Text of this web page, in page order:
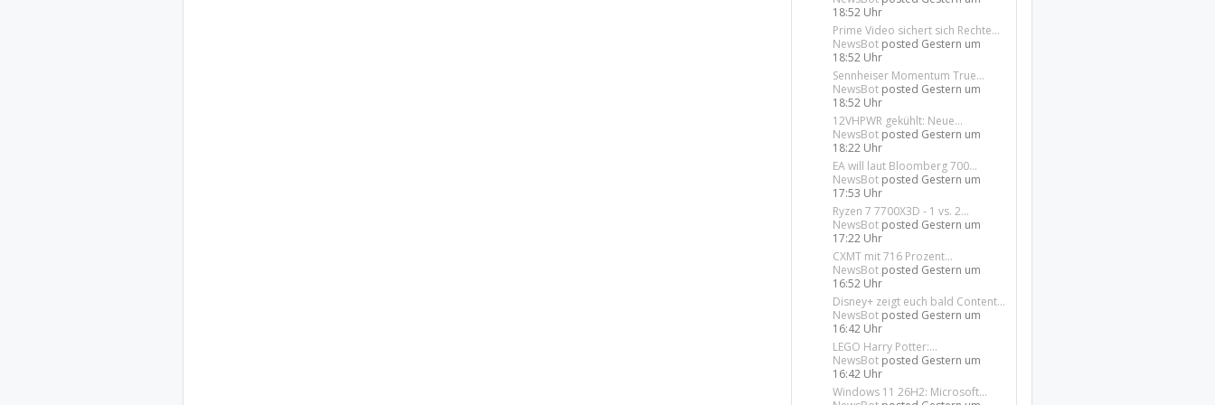
18:52 Uhr
Prime Video sichert sich Rechte...
NewsBot posted Gestern um
18:52 Uhr
Sennheiser Momentum True...
NewsBot posted Gestern um
18:52 Uhr
12VHPWR gekühlt: Neue...
NewsBot posted Gestern um
18:22 Uhr
EA will laut Bloomberg 700...
NewsBot posted Gestern um
17:53 Uhr
Ryzen 7 7700X3D - 1 vs. 2...
NewsBot posted Gestern um
17:22 Uhr
CXMT mit 716 Prozent...
NewsBot posted Gestern um
16:52 Uhr
Disney+ zeigt euch bald Content...
NewsBot posted Gestern um
16:42 Uhr
LEGO Harry Potter:...
NewsBot posted Gestern um
16:42 Uhr
Windows 11 26H2: Microsoft...